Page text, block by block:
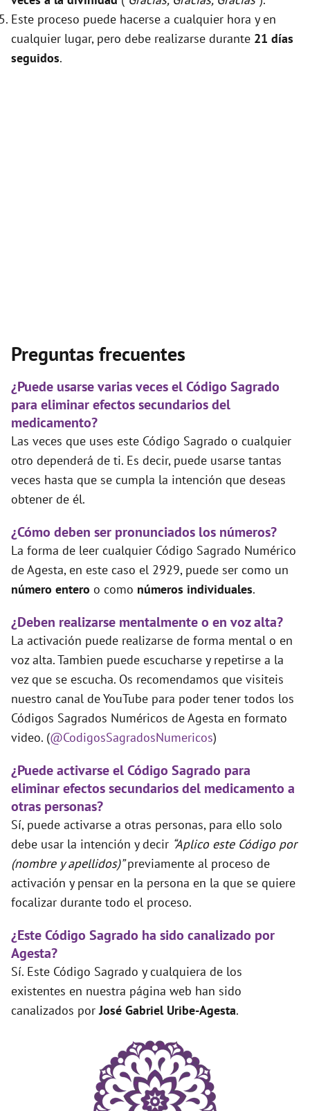
Este proceso puede hacerse a cualquier hora y en
cualquier lugar, pero debe realizarse durante 21 días
seguidos.
Preguntas frecuentes
¿Puede usarse varias veces el Código Sagrado
para eliminar efectos secundarios del
medicamento?
Las veces que uses este Código Sagrado o cualquier
otro dependerá de ti. Es decir, puede usarse tantas
veces hasta que se cumpla la intención que deseas
obtener de él.
¿Cómo deben ser pronunciados los números?
La forma de leer cualquier Código Sagrado Numérico
de Agesta, en este caso el 2929, puede ser como un
número entero o como números individuales.
¿Deben realizarse mentalmente o en voz alta?
La activación puede realizarse de forma mental o en
voz alta. Tambien puede escucharse y repetirse a la
vez que se escucha. Os recomendamos que visiteis
nuestro canal de YouTube para poder tener todos los
Códigos Sagrados Numéricos de Agesta en formato
video. (@CodigosSagradosNumericos)
¿Puede activarse el Código Sagrado para
eliminar efectos secundarios del medicamento a
otras personas?
Sí, puede activarse a otras personas, para ello solo
debe usar la intención y decir “Aplico este Código por
(nombre y apellidos)”previamente al proceso de
activación y pensar en la persona en la que se quiere
focalizar durante todo el proceso.
¿Este Código Sagrado ha sido canalizado por
Agesta?
Sí. Este Código Sagrado y cualquiera de los
existentes en nuestra página web han sido
canalizados porJosé Gabriel Uribe-Agesta.